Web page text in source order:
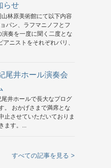
らせ
林原美術館にて以下内容
パン、ラフマニノフとフ
奏を一度に聞く二度とな
ニストをそれぞれパリ、
尾井ホール演奏会
井ホールで長大なプログ
。 おかげさまで満席とな
止させていただいておりま
ます。...
すべての記事を見る >